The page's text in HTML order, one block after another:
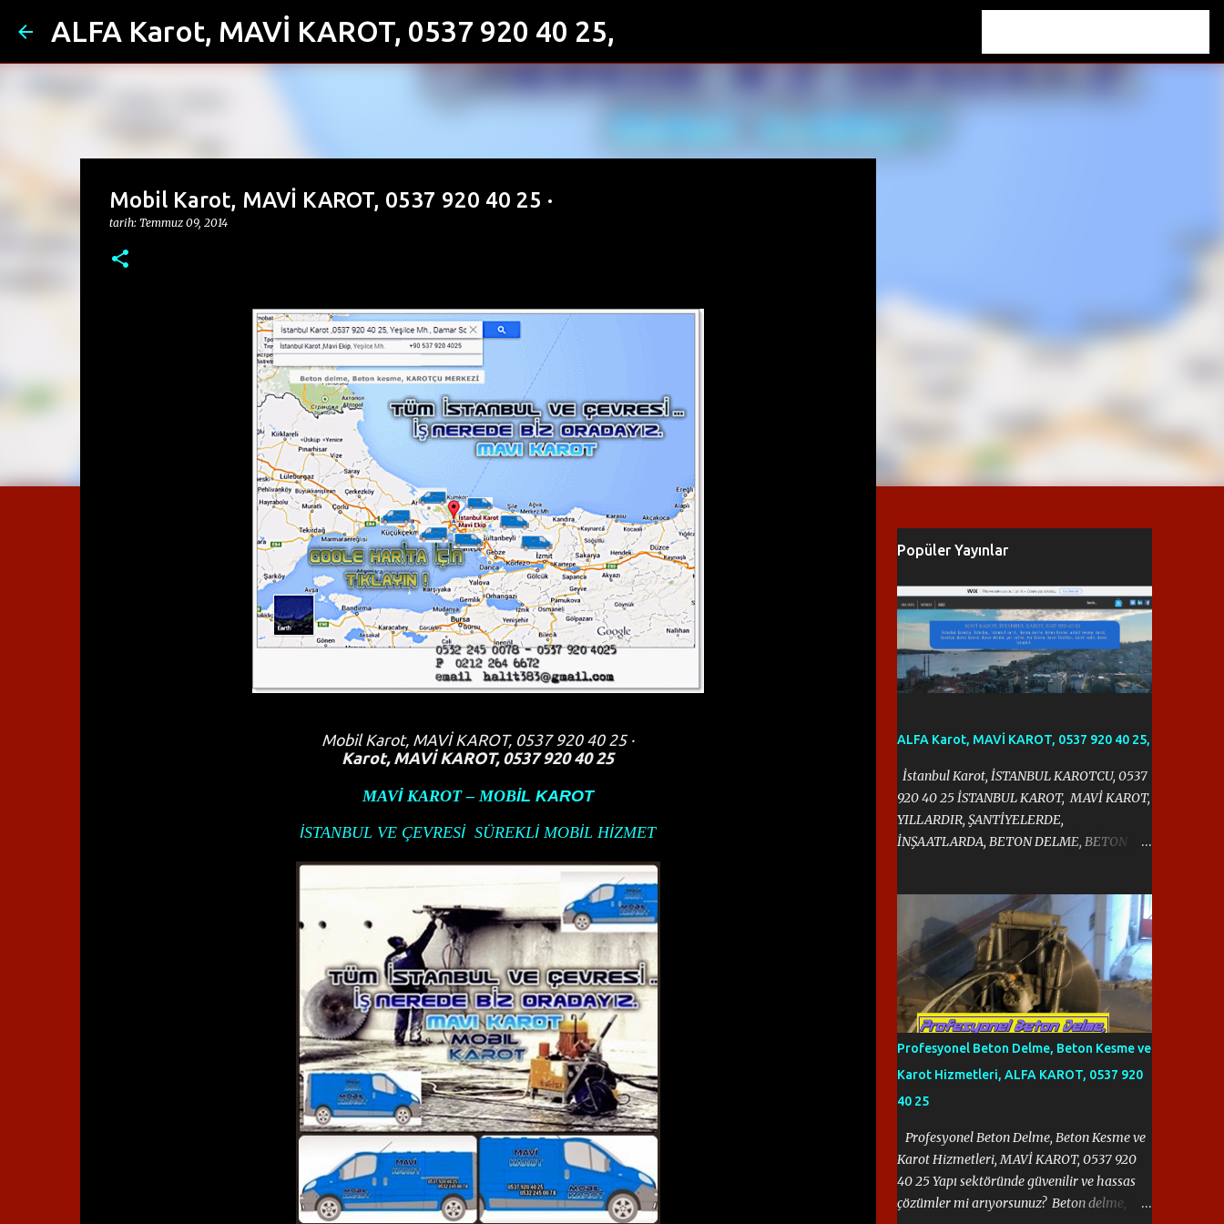
Ana içeriğe atla
ALFA Karot, MAVİ KAROT, 0537 920 40 25,
Mobil Karot, MAVİ KAROT, 0537 920 40 25 ·
tarih: Temmuz 09, 2014
Mobil Karot, MAVİ KAROT, 0537 920 40 25 ·
Karot, MAVİ KAROT, 0537 920 40 25
MAVİ KAROT – MOBİL KAROT
İSTANBUL VE ÇEVRESİ SÜREKLİ MOBİL HİZMET
Popüler Yayınlar
ALFA Karot, MAVİ KAROT, 0537 920 40 25,
İstanbul Karot, İSTANBUL KAROTCU, 0537
920 40 25 İSTANBUL KAROT, MAVİ KAROT,
YILLARDIR, ŞANTİYELERDE,
İNŞAATLARDA, BETON DELME, BETON
https://halit383.wixsite.com/istanbulkarot
Profesyonel Beton Delme, Beton Kesme ve
Karot Hizmetleri, ALFA KAROT, 0537 920
40 25
Profesyonel Beton Delme, Beton Kesme ve
Karot Hizmetleri, MAVİ KAROT, 0537 920
40 25 Yapı sektöründe güvenilir ve hassas
çözümler mi arıyorsunuz? Beton delme,